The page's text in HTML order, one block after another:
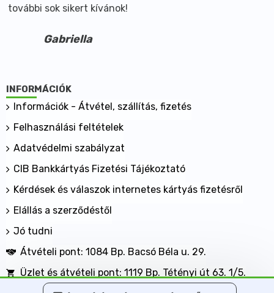
további sok sikert kívánok!
Gabriella
INFORMÁCIÓK
Információk - Átvétel, szállítás, fizetés
Felhasználási feltételek
Adatvédelmi szabályzat
CIB Bankkártyás Fizetési Tájékoztató
Kérdések és válaszok internetes kártyás fizetésről
Elállás a szerződéstől
Jó tudni
Átvételi pont: 1084 Bp. Bacsó Béla u. 29.
Üzlet és átvételi pont: 1119 Bp. Tétényi út 63. 1/5.